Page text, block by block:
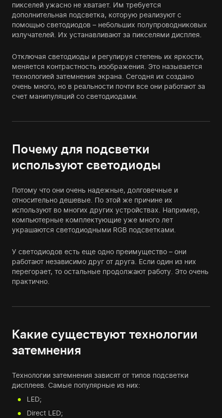
пикселей ужасно не хватает. Им требуется
дополнительная подсветка, которую реализуют с
помощью светодиодов – небольших полупроводниковых
излучателей. Их устанавливают за пикселями дисплея.
Отключая светодиоды и регулируя степень их яркости,
меняется контрастность изображения. Это называется
технологией затемнения экрана. Сегодня их создано
очень много, но в реальности почти все они работают за
счет манипуляций со светодиодами.
Почему для подсветки
используют светодиоды
Потому что они очень надежные, долговечные и
относительно дешевые. По этой же причине их
используют во многих других устройствах. Например,
компьютерные комплектующие уже много лет
украшаются светодиодными RGB подсветками.
У светодиодов есть еще одно преимущество – они
работают независимо друг от друга. Если один из них
перегорает, то остальные продолжают работу. Это очень
практично.
Какие существуют технологии
затемнения
Технологии затемнения зависят от типов подсветки
дисплеев. Самые популярные из них:
LED;
Direct LED;